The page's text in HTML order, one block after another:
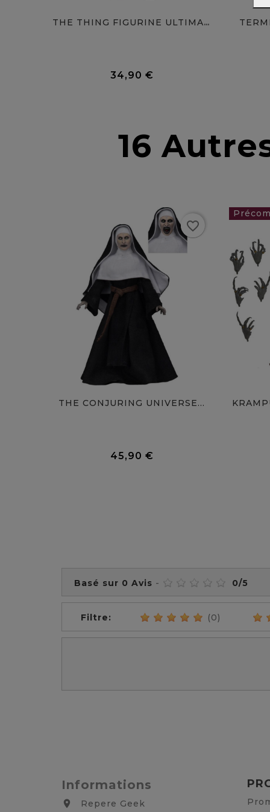
THE THING FIGURINE ULTIMATE...
34,90 €
16
favorite
THE CONJURING UNIVERSE...
45,90 €
favorite_border
Basé sur 0 Avis - 0/5
Filtre: (0)
Informations
 Repere Geek